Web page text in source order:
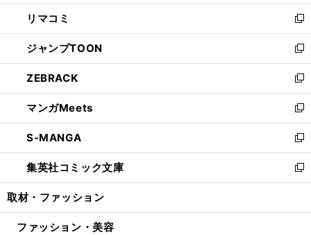
ウ
で
開
く
ン
ド
ウ
で
開
く
ウ
ィ
ン
ド
ウ
で
開
く
し
い
ウ
ィ
ン
ド
ウ
で
開
く
リマコミ
新
し
い
ウ
ィ
ン
ド
ウ
で
開
く
ジャンプTOON
新
し
い
ウ
ィ
ン
ド
ウ
で
開
ZEBRACK
新
し
い
ウ
ィ
ン
ド
ウ
開
マンガMeets
新
し
い
ウ
ィ
ン
ウ
S-MANGA
新
し
い
ウ
ン
集英社コミック文庫
新
し
ウ
取材・ファッション
ファッション・美容